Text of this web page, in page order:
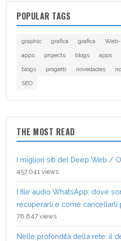
POPULAR TAGS
graphic grafica grafica
apps
projects blogs apps
blogs
progetti novedades
SEO
THE MOST READ
I migliori siti del Deep Web /
457,041 views
I file audio WhatsApp: dove
recuperarli e come cancellarli
78,847 views
Nelle profondità della rete: il